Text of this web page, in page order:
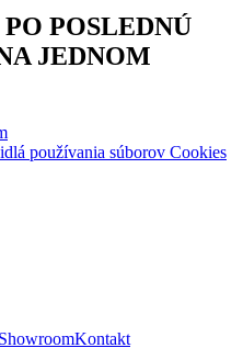
POSLEDNÚ
JEDNOM
používania súborov Cookies
ShowroomKontakt